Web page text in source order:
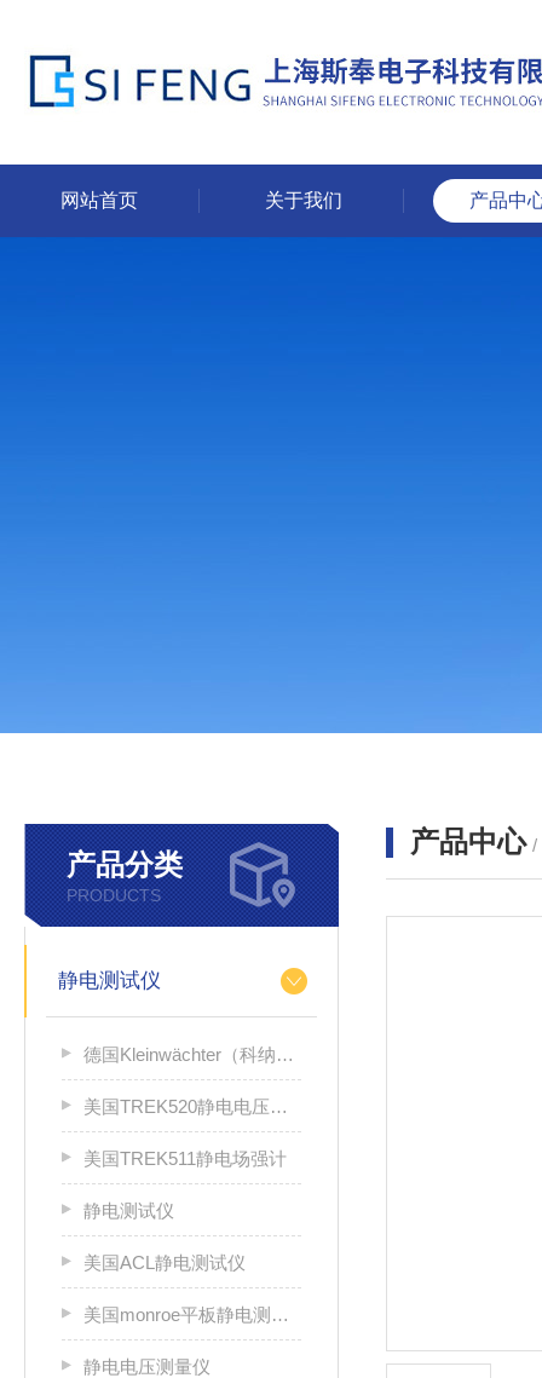
网站首页 关于我们 产品中
产品分类
PRODUCTS
静电测试仪
德国Kleinwächter（科纳沃茨特）静电测试仪
美国TREK520静电电压测试仪
美国TREK511静电场强计
静电测试仪
美国ACL静电测试仪
美国monroe平板静电测试仪
静电电压测量仪
产品中心 /